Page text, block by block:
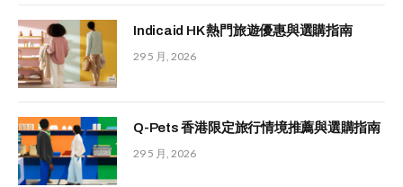
Indicaid HK 熱門旅遊優惠與選購指南
29 5 月, 2026
Q-Pets 香港限定旅行情境推薦與選購指南
29 5 月, 2026